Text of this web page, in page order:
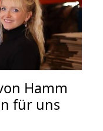
Hamm
für uns